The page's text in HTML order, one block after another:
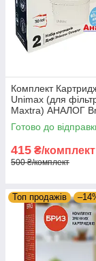
Комплект
Unimax (для
Maxtra) АНАЛОГ
(в комплекті 2 шт.)
Готово до
415 ₴/комплект
500 ₴/комплект
Топ продажів